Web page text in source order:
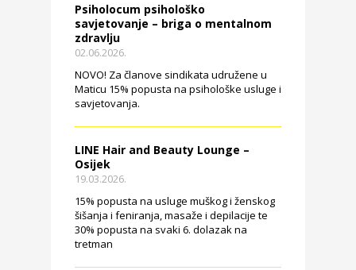
Psiholocum psihološko
savjetovanje – briga o mentalnom
zdravlju
02.06.2026.
NOVO! Za članove sindikata udružene u
Maticu 15% popusta na psihološke usluge i
savjetovanja.
LINE Hair and Beauty Lounge –
Osijek
19.03.2026.
15% popusta na usluge muškog i ženskog
šišanja i feniranja, masaže i depilacije te
30% popusta na svaki 6. dolazak na
tretman